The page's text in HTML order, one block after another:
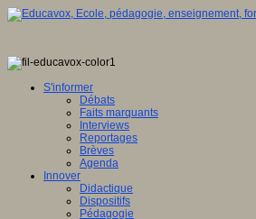
S'informer
Débats
Faits marquants
Interviews
Reportages
Brèves
Agenda
Innover
Didactique
Dispositifs
Pédagogie